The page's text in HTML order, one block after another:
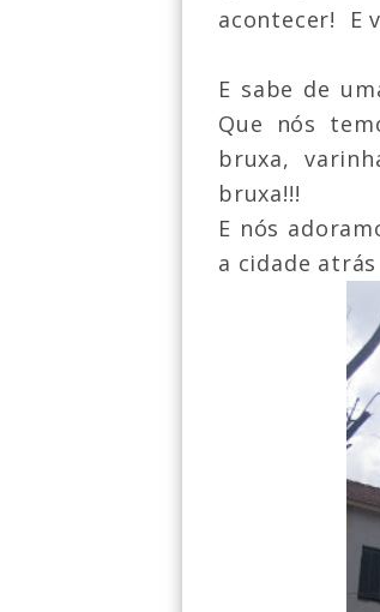
acontecer! E
E sabe de
Que nós
bruxa,
bruxa!!!
E nós
a cidade